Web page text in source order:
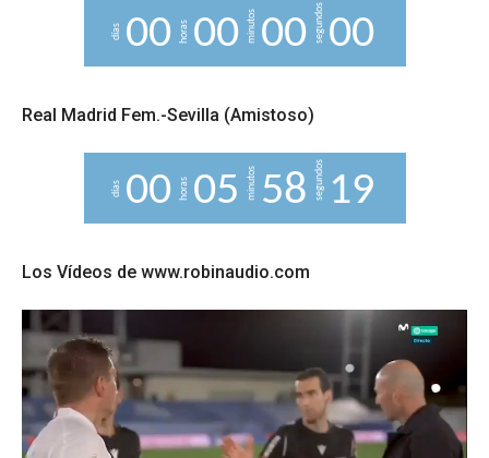
días 00 horas 00 minutos 00segundos00
Real Madrid Fem.-Sevilla (Amistoso)
días 00 horas 05 minutos 58 segundos 18
9
Los Vídeos de www.robinaudio.com